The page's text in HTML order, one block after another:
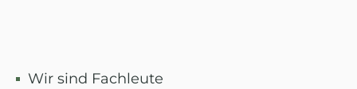
Wir sind Fachleute